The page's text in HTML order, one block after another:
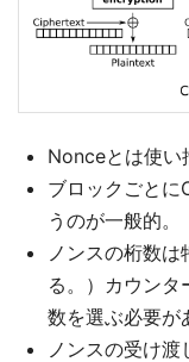
Nonceとは使い
ブロックごとに
うのが一般的。
ノンスの桁数
る。）カウン
数を選ぶ必要が
ノンスの受け